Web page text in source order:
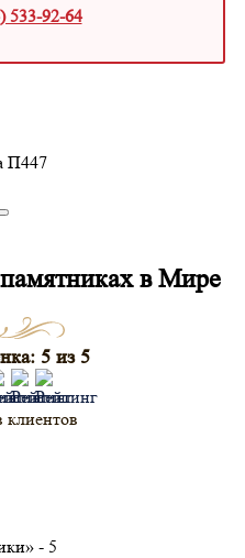
533-92-64
П447
в Мире
5 из 5
клиентов
- 5